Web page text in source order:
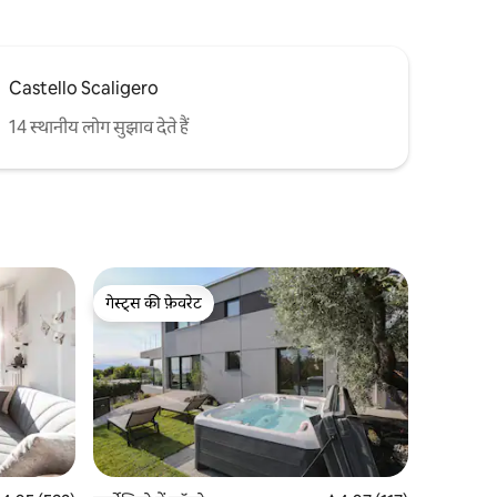
Castello Scaligero
14 स्थानीय लोग सुझाव देते हैं
गेस्ट्स की फ़ेवरेट
गेस्ट्स की फ़ेवरेट